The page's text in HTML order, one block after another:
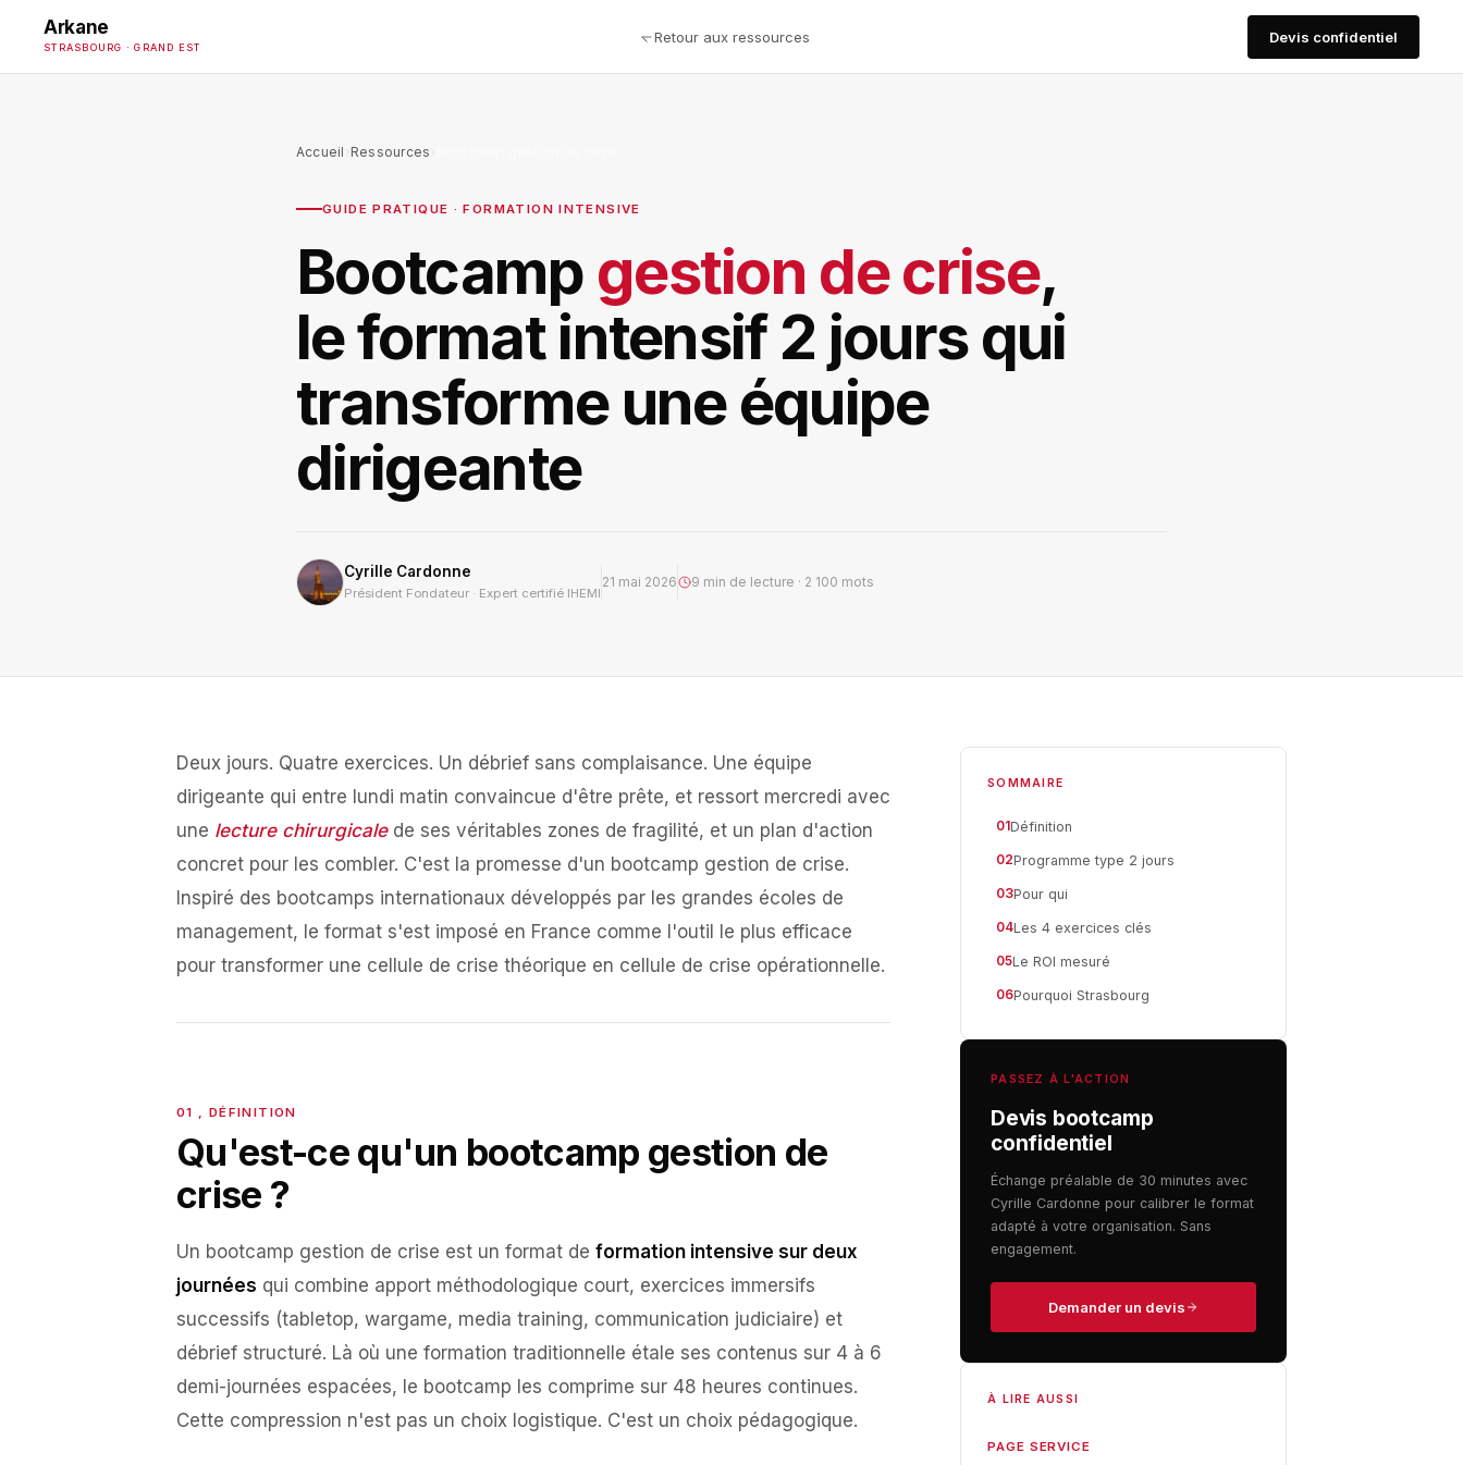
Arkane
STRASBOURG · GRAND EST
Retour aux ressources Devis confidentiel
Accueil Ressources
GUIDE PRATIQUE · FORMATION INTENSIVE
Bootcamp gestion de crise,
le format intensif 2 jours qui
transforme une équipe
dirigeante
Cyrille Cardonne
Président Fondateur · Expert certifié IHEMI
21 mai 2026 9 min de lecture · 2 100 mots
Deux jours. Quatre exercices. Un débrief sans complaisance. Une équipe
dirigeante qui entre lundi matin convaincue d'être prête, et ressort mercredi avec
une lecture chirurgicalede ses véritables zones de fragilité, et un plan d'action
concret pour les combler. C'est la promesse d'un bootcamp gestion de crise.
Inspiré des bootcamps internationaux développés par les grandes écoles de
management, le format s'est imposé en France comme l'outil le plus efficace
pour transformer une cellule de crise théorique en cellule de crise opérationnelle.
Qu'est-ce qu'un bootcamp gestion de
crise ?
Un bootcamp gestion de crise est un format de formation intensive sur deux
journées qui combine apport méthodologique court, exercices immersifs
successifs (tabletop, wargame, media training, communication judiciaire) et
débrief structuré. Là où une formation traditionnelle étale ses contenus sur 4 à 6
demi-journées espacées, le bootcamp les comprime sur 48 heures continues.
Cette compression n'est pas un choix logistique. C'est un choix pédagogique.
SOMMAIRE
01Définition
02Programme type 2 jours
03Pour qui
04Les 4 exercices clés
05Le ROI mesuré
06Pourquoi Strasbourg
PASSEZ À L'ACTION
Devis bootcamp
confidentiel
Échange préalable de 30 minutes avec
Cyrille Cardonne pour calibrer le format
adapté à votre organisation. Sans
engagement.
Demander un devis
À LIRE AUSSI
PAGE SERVICE